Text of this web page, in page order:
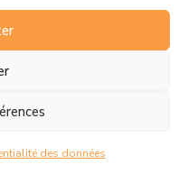
des données
sur la gestion de mes
Mentions Légales